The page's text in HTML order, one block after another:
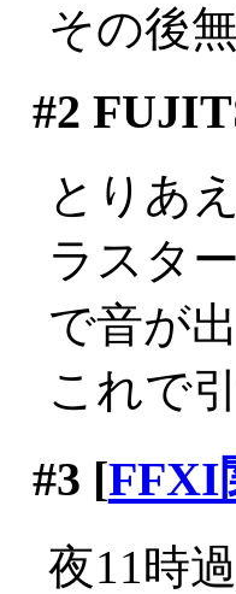
その後
#2
とりあ
ラスタ
で音が
これで
#3 [FFXI
夜11時